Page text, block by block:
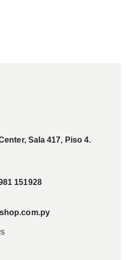
Sala 417, Piso 4.
151928